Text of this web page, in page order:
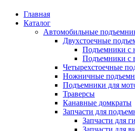
Главная
Каталог
Автомобильные
Двухстоечные
Подъемники с
Подъемники с
Четырехстоечные
Ножничные
Подъемники для
Траверсы
Канавные домкраты
Запчасти для
Запчасти для
Запчасти для